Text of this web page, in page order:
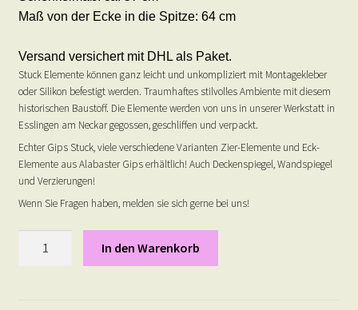
Maß von der Ecke in die Spitze: 64 cm
Versand versichert mit DHL als Paket.
Stuck Elemente können ganz leicht und unkompliziert mit Montagekleber
oder Silikon befestigt werden. Traumhaftes stilvolles Ambiente mit diesem
historischen Baustoff. Die Elemente werden von uns in unserer Werkstatt in
Esslingen am Neckar gegossen, geschliffen und verpackt.
Echter Gips Stuck, viele verschiedene Varianten Zier-Elemente und Eck-
Elemente aus Alabaster Gips erhältlich! Auch Deckenspiegel, Wandspiegel
und Verzierungen!
Wenn Sie Fragen haben, melden sie sich gerne bei uns!
In den Warenkorb